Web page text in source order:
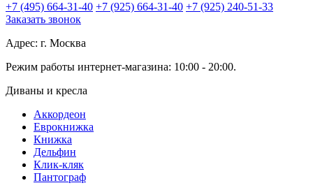
+7 (495) 664-31-40 +7 (925) 664-31-40 +7 (925) 240-51-33
Заказать звонок
Адрес: г. Москва
Режим работы интернет-магазина: 10:00 - 20:00.
Диваны и кресла
Аккордеон
Еврокнижка
Книжка
Дельфин
Клик-кляк
Пантограф